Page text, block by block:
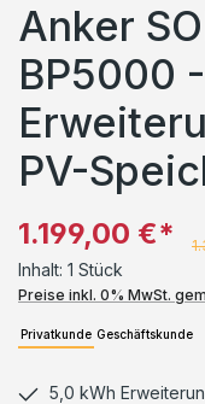
Anker
BP5000 -
PV-
1.199,00 €*
Inhalt: 1 Stück
Preise inkl. 0% MwSt.
Privatkunde Geschäftskunde
5,0 kWh